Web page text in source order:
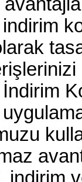
indirim
İndirim